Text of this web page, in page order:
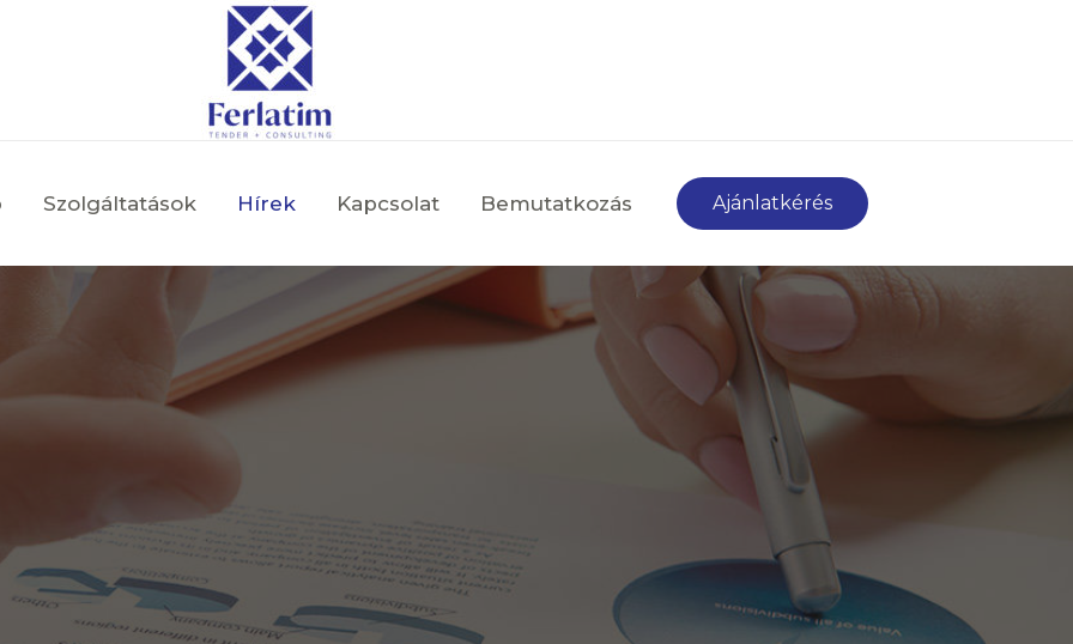
Szolgáltatások Hírek Kapcsolat Bemutatkozás Ajánlatkérés